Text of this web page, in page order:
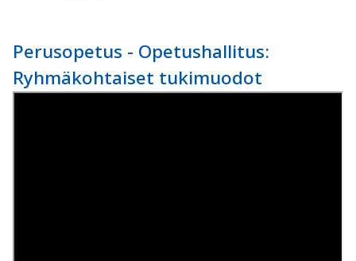
Perusopetus - Opetushallitus:
Ryhmäkohtaiset tukimuodot